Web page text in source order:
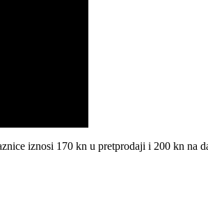
iznosi 170 kn u pretprodaji i 200 kn na